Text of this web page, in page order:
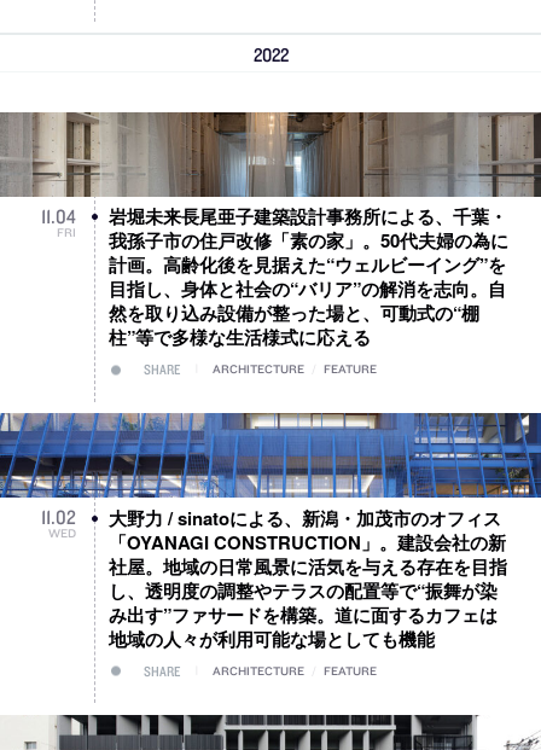
2022
11.04
FRI
岩堀未来長尾亜子建築設計事務所による、千葉・
我孫子市の住戸改修「素の家」。50代夫婦の為に
計画。高齢化後を見据えた“ウェルビーイング”を
目指し、身体と社会の“バリア”の解消を志向。自
然を取り込み設備が整った場と、可動式の“棚
柱”等で多様な生活様式に応える
SHARE ARCHITECTURE FEATURE
11.02
WED
大野力 / sinatoによる、新潟・加茂市のオフィス
「OYANAGI CONSTRUCTION」。建設会社の新
社屋。地域の日常風景に活気を与える存在を目指
し、透明度の調整やテラスの配置等で“振舞が染
み出す”ファサードを構築。道に面するカフェは
地域の人々が利用可能な場としても機能
SHARE ARCHITECTURE FEATURE